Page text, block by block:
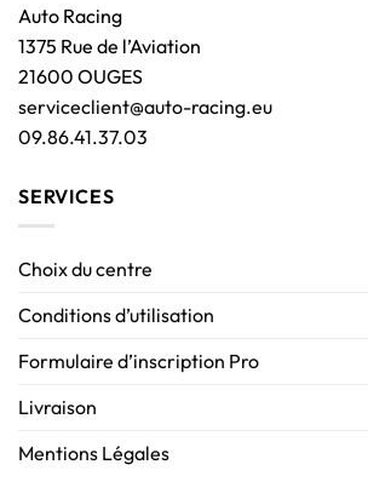
Auto Racing
1375 Rue de l’Aviation
21600 OUGES
serviceclient@auto-racing.eu
09.86.41.37.03
SERVICES
Choix du centre
Conditions d’utilisation
Formulaire d’inscription Pro
Livraison
Mentions Légales